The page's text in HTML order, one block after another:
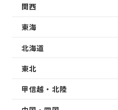
関西
東海
北海道
東北
甲信越・北陸